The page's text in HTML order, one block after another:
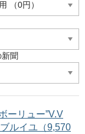
聞
ーリュー”V.V
ルイユ（9,570